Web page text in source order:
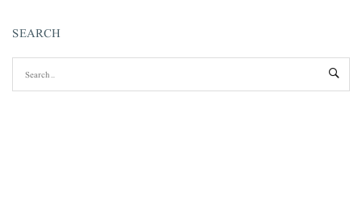
SEARCH